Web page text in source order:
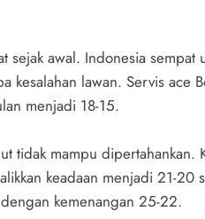
sejak awal. Indonesia sempat
kesalahan lawan. Servis ace
menjadi 18-15.
tidak mampu dipertahankan.
keadaan menjadi 21-20
kemenangan 25-22.